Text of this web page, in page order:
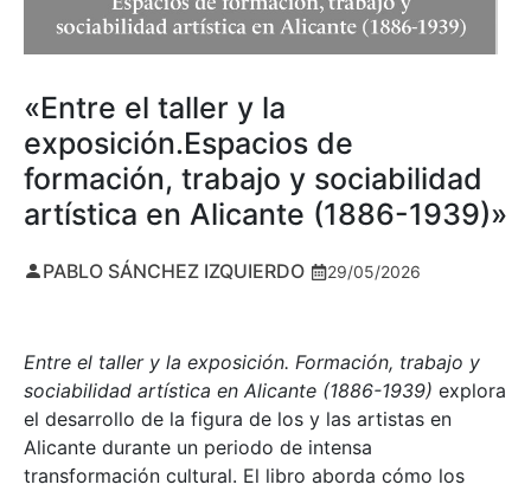
«Entre el taller y la
exposición.Espacios de
formación, trabajo y sociabilidad
artística en Alicante (1886-1939)»
PABLO SÁNCHEZ IZQUIERDO 29/05/2026
Entre el taller y la exposición. Formación, trabajo y
sociabilidad artística en Alicante (1886-1939) explora
el desarrollo de la figura de los y las artistas en
Alicante durante un periodo de intensa
transformación cultural. El libro aborda cómo los